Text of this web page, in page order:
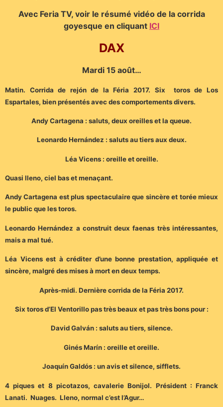
Avec Feria TV, voir le résumé vidéo de la corrida
goyesque en cliquant ICI
DAX
Mardi 15 août…
Matin. Corrida de rejón de la Féria 2017. Six toros de Los
Espartales, bien présentés avec des comportements divers.
Andy Cartagena : saluts, deux oreilles et la queue.
Leonardo Hernández : saluts au tiers aux deux.
Léa Vicens : oreille et oreille.
Quasi lleno, ciel bas et menaçant.
Andy Cartagena est plus spectaculaire que sincère et torée mieux
le public que les toros.
Leonardo Hernández a construit deux faenas très intéressantes,
mais a mal tué.
Léa Vicens est à créditer d’une bonne prestation, appliquée et
sincère, malgré des mises à mort en deux temps.
Après-midi. Dernière corrida de la Féria 2017.
Six toros d’El Ventorillo pas très beaux et pas très bons pour :
David Galván : saluts au tiers, silence.
Ginés Marín : oreille et oreille.
Joaquín Galdós : un avis et silence, sifflets.
4 piques et 8 picotazos, cavalerie Bonijol. Président : Franck
Lanati. Nuages. Lleno, normal c’est l’Agur…